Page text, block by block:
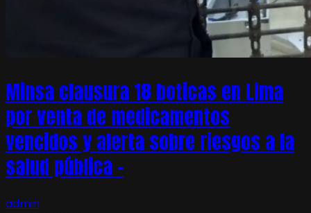
Minsa clausura 18 boticas en Lima
por venta de medicamentos
vencidos y alerta sobre riesgos a la
salud pública –
admin